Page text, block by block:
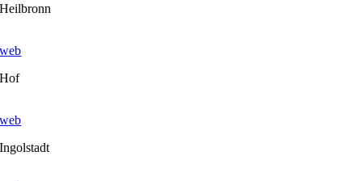
Heilbronn
web
Hof
web
Ingolstadt